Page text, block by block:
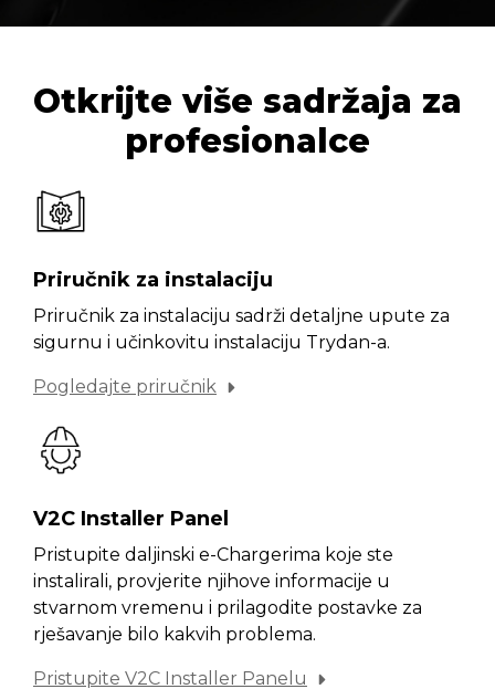
Otkrijte više sadržaja za
profesionalce
Priručnik za instalaciju
Priručnik za instalaciju sadrži detaljne upute za
sigurnu i učinkovitu instalaciju Trydan-a.
Pogledajte priručnik
V2C Installer Panel
Pristupite daljinski e-Chargerima koje ste
instalirali, provjerite njihove informacije u
stvarnom vremenu i prilagodite postavke za
rješavanje bilo kakvih problema.
Pristupite V2C Installer Panelu